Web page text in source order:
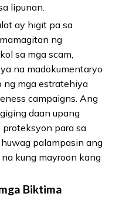
lipunan.
ay higit pa sa
ng
sa mga scam,
na madokumentaryo
ng mga estratehiya
campaigns. Ang
daan upang
para sa
palampasin ang
kung mayroon kang
Biktima